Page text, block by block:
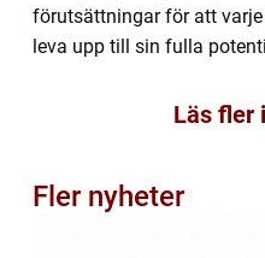
förutsättningar för att
leva upp till sin fulla
Läs fler
Fler nyheter